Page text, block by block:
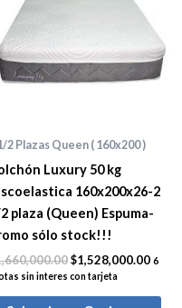
2 Plazas Queen ( 160x200 )
Luxury 50 kg
160x200x26-2
plaza (Queen) Espuma-
sólo stock!!!
$1,660,000.00.
$1,528,000.00 6
sin interes con tarjeta